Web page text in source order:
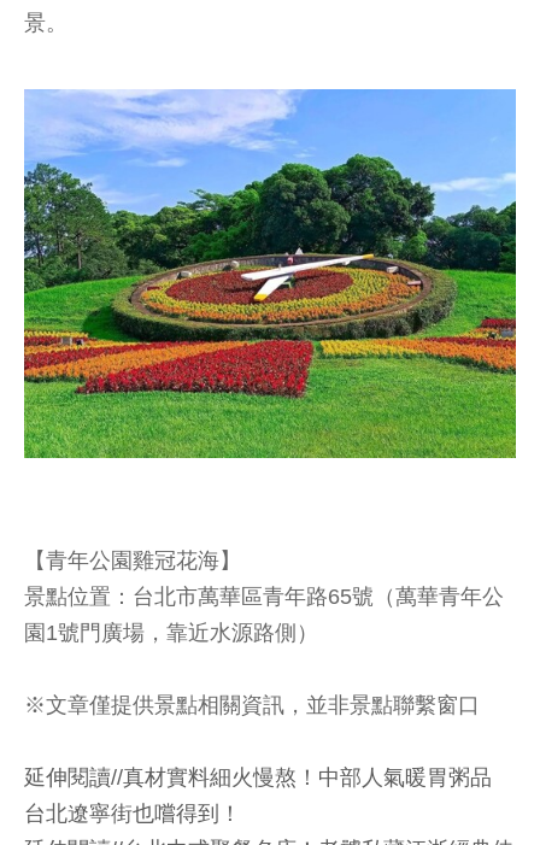
景。
【青年公園雞冠花海】
景點位置：台北市萬華區青年路65號（萬華青年公
園1號門廣場，靠近水源路側）
※文章僅提供景點相關資訊，並非景點聯繫窗口
延伸閱讀//真材實料細火慢熬！中部人氣暖胃粥品
台北遼寧街也嚐得到！